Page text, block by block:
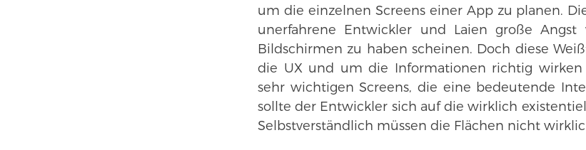
um die einzelnen Screens einer App zu planen.
unerfahrene Entwickler und Laien große
Bildschirmen zu haben scheinen. Doch diese
die UX und um die Informationen richtig wirken
sehr wichtigen Screens, die eine bedeutende
sollte der Entwickler sich auf die wirklich
Selbstverständlich müssen die Flächen nicht